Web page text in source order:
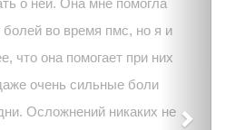
о ней. Она мне помогла
болей во время пмс, но я и
что она помогает при них
очень сильные боли
Осложнений никаких не